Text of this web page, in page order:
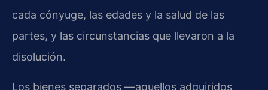
cada cónyuge, las edades y la salud de las
partes, y las circunstancias que llevaron a la
disolución.
Los bienes separados —aquellos adquiridos